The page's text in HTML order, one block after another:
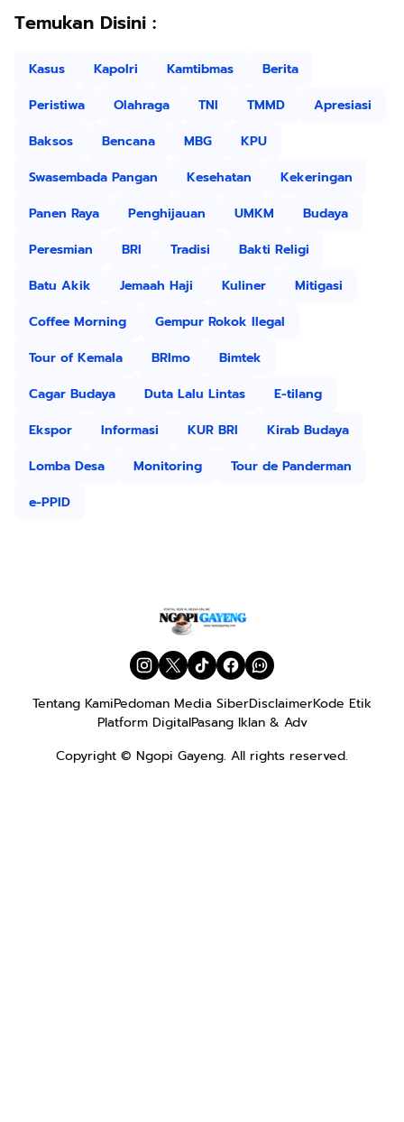
Temukan Disini :
Kasus Kapolri Kamtibmas
Berita
Peristiwa
Olahraga TNI TMMD
Apresiasi
Baksos
Bencana MBG
KPU
Swasembada Pangan
Kesehatan
Kekeringan
Panen Raya
Penghijauan UMKM
Budaya
Peresmian
BRI Tradisi
Bakti Religi
Batu Akik
Jemaah Haji Kuliner
Mitigasi
Coffee Morning
Gempur Rokok Ilegal
Tour of Kemala
BRImo
Bimtek
Cagar Budaya
Duta Lalu Lintas
E-tilang
Ekspor
Informasi KUR BRI
Kirab Budaya
Lomba Desa
Monitoring
Tour de Panderman
e-PPID
Tentang KamiPedoman Media SiberDisclaimerKode Etik
Platform DigitalPasang Iklan & Adv
Copyright © Ngopi Gayeng. All rights reserved.